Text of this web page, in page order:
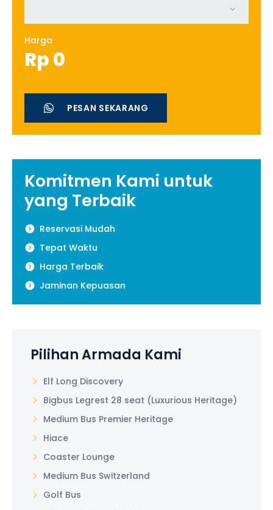
Harga
Rp0
PESAN SEKARANG
Komitmen Kami untuk
yang Terbaik
Reservasi Mudah
Tepat Waktu
Harga Terbaik
Jaminan Kepuasan
Pilihan Armada Kami
Elf Long Discovery
Bigbus Legrest 28 seat (Luxurious Heritage)
Medium Bus Premier Heritage
Hiace
Coaster Lounge
Medium Bus Switzerland
Golf Bus